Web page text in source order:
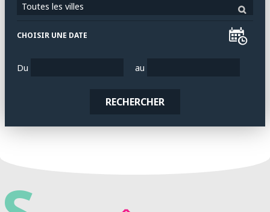
Toutes les villes
CHOISIR UNE DATE
Du au
RECHERCHER